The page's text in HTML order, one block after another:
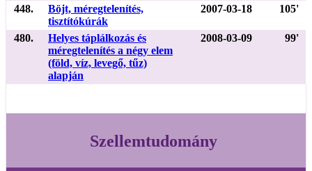
448.
Böjt, méregtelenítés,
tisztítókúrák
2007-03-18 105'
480.
Helyes táplálkozás és
méregtelenítés a négy elem
(föld, víz, levegő, tűz)
alapján
2008-03-09 99'
Szellemtudomány